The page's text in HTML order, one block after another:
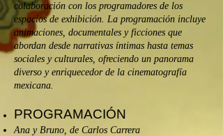
colaboración con los programadores de los
espacios de exhibición. La programación incluye
animaciones, documentales y ficciones que
abordan desde narrativas íntimas hasta temas
sociales y culturales, ofreciendo un panorama
diverso y enriquecedor de la cinematografía
mexicana.
PROGRAMACIÓN
Ana y Bruno, de Carlos Carrera